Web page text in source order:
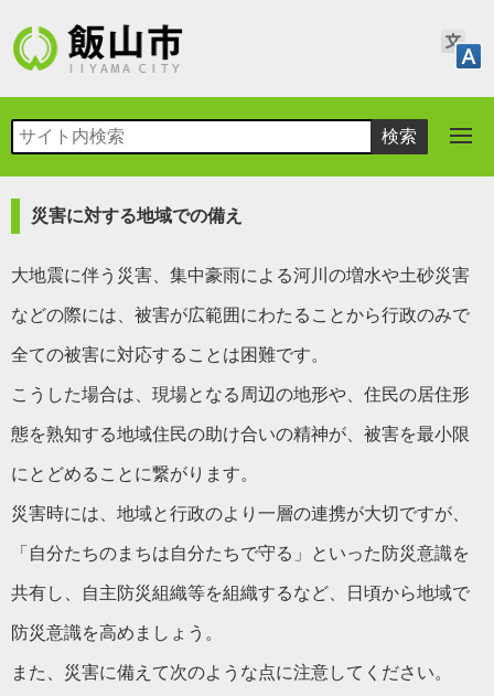
災害に対する地域での備え
大地震に伴う災害、集中豪雨による河川の増水や土砂災害
などの際には、被害が広範囲にわたることから行政のみで
全ての被害に対応することは困難です。
こうした場合は、現場となる周辺の地形や、住民の居住形
態を熟知する地域住民の助け合いの精神が、被害を最小限
にとどめることに繋がります。
災害時には、地域と行政のより一層の連携が大切ですが、
「自分たちのまちは自分たちで守る」といった防災意識を
共有し、自主防災組織等を組織するなど、日頃から地域で
防災意識を高めましょう。
また、災害に備えて次のような点に注意してください。